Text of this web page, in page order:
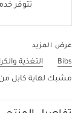
تتوفر
عرض المزيد
Bibs التغذية
مشبك لهاية كابل